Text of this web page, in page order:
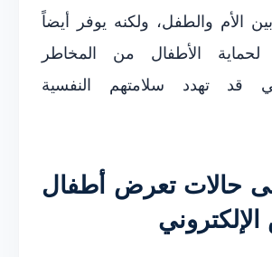
الأم والطفل، ولكنه يوفر أيضاً
الأطفال من المخاطر
قد تهدد سلامتهم النفسية
حالات تعرض أطفال